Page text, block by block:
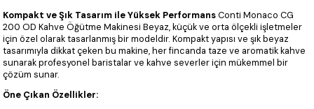
Kompakt ve Şık Tasarım ile Yüksek PerformansConti Monaco CG
200 OD Kahve Öğütme Makinesi Beyaz, küçük ve orta ölçekli işletmeler
için özel olarak tasarlanmış bir modeldir. Kompakt yapısı ve şık beyaz
tasarımıyla dikkat çeken bu makine, her fincanda taze ve aromatik kahve
sunarak profesyonel baristalar ve kahve severler için mükemmel bir
çözüm sunar.
Öne Çıkan Özellikler: